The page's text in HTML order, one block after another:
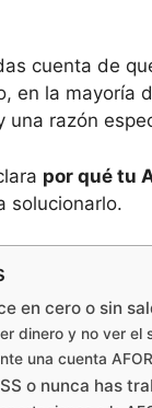
cuenta de
en la mayoría
una razón
por qué tu
solucionarlo.
en cero o sin
dinero y no ver el
una cuenta
o nunca has